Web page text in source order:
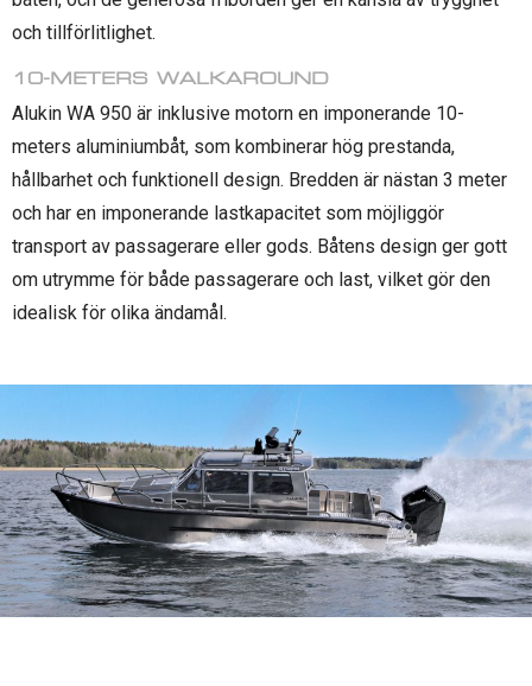
och tillförlitlighet.
10-METERS WALKAROUND
Alukin WA 950 är inklusive motorn en imponerande 10-
meters aluminiumbåt, som kombinerar hög prestanda,
hållbarhet och funktionell design. Bredden är nästan 3 meter
och har en imponerande lastkapacitet som möjliggör
transport av passagerare eller gods. Båtens design ger gott
om utrymme för både passagerare och last, vilket gör den
idealisk för olika ändamål.